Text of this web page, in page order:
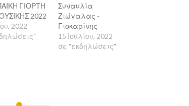
ΓΙΟΡΤΗ
2022
2022
Συναυλία
Ζιώγαλας -
Γιοκαρίνης
15 Ιουλίου, 2022
σε "εκδηλώσεις"